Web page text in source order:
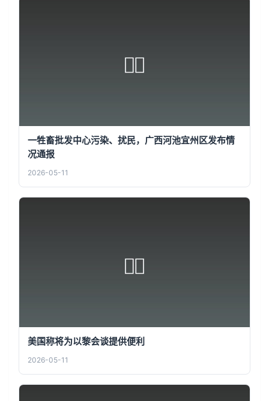
一牲畜批发中心污染、扰民，广西河池宜州区发布情
况通报
2026-05-11
美国称将为以黎会谈提供便利
2026-05-11